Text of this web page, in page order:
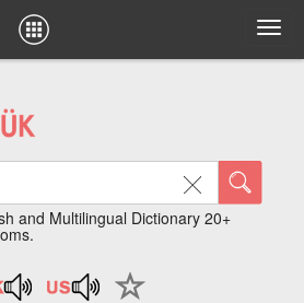
and Multilingual Dictionary 20+